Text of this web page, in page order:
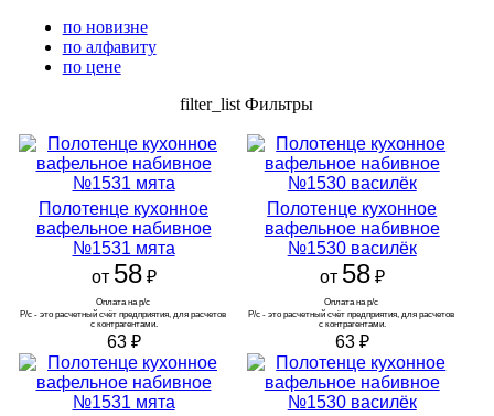
Прайс-лист
Сертификаты
Ответы на вопросы
Версия для ПК
по новизне
по алфавиту
по цене
filter_list Фильтры
Полотенце кухонное
вафельное набивное
№1531 мята
от 58₽
Оплата на р/с
Р/с - это расчетный счёт предприятия, для расчетов
с контрагентами.
63₽
Полотенце кухонное
вафельное набивное
№1530 василёк
от 58₽
Оплата на р/с
Р/с - это расчетный счёт предприятия, для расчетов
с контрагентами.
63₽